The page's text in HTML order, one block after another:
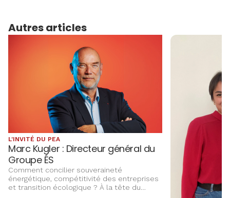
Autres articles
L'INVITÉ DU PEA
Marc Kugler : Directeur général du
Groupe ÉS
Comment concilier souveraineté
énergétique, compétitivité des entreprises
et transition écologique ? À la tête du